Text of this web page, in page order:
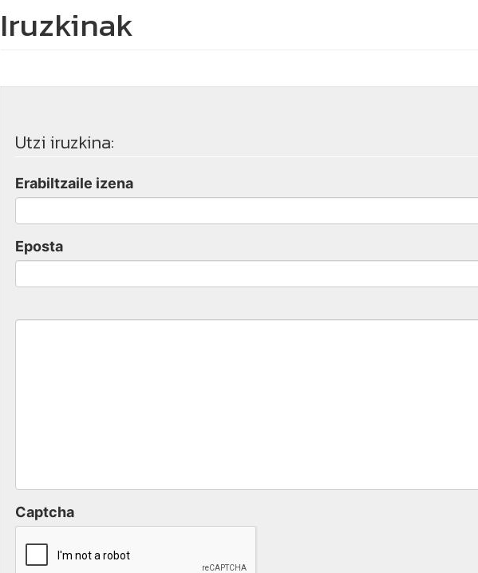
Iruzkinak
Utzi iruzkina:
Erabiltzaile izena
Eposta
Captcha